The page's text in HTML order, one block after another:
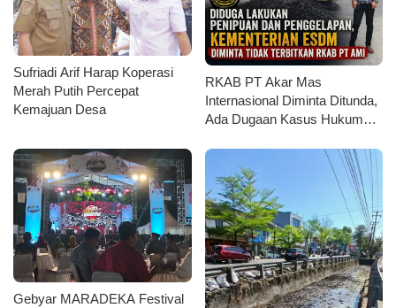
Sufriadi Arif Harap Koperasi
Merah Putih Percepat
Kemajuan Desa
RKAB PT Akar Mas
Internasional Diminta Ditunda,
Ada Dugaan Kasus Hukum
Gebyar MARADEKA Festival